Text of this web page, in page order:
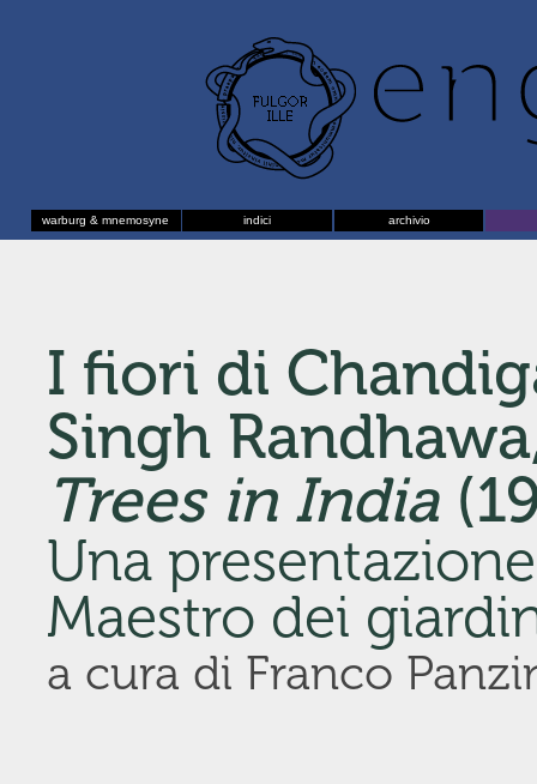
warburg & mnemosyne indici archivio
I fiori di
Singh
Trees in India
Una
Maestro dei
a cura di Franco